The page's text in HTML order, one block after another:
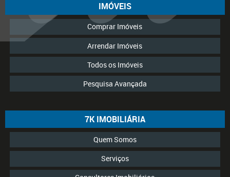
IMÓVEIS
Comprar Imóveis
Arrendar Imóveis
Todos os Imóveis
Pesquisa Avançada
7K IMOBILIÁRIA
Quem Somos
Serviços